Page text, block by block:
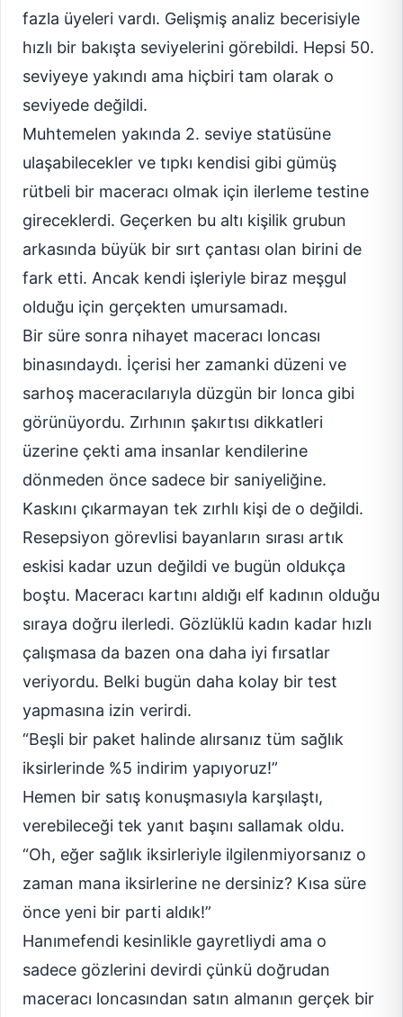
fazla üyeleri vardı. Gelişmiş analiz becerisiyle
hızlı bir bakışta seviyelerini görebildi. Hepsi 50.
seviyeye yakındı ama hiçbiri tam olarak o
seviyede değildi.
Muhtemelen yakında 2. seviye statüsüne
ulaşabilecekler ve tıpkı kendisi gibi gümüş
rütbeli bir maceracı olmak için ilerleme testine
gireceklerdi. Geçerken bu altı kişilik grubun
arkasında büyük bir sırt çantası olan birini de
fark etti. Ancak kendi işleriyle biraz meşgul
olduğu için gerçekten umursamadı.
Bir süre sonra nihayet maceracı loncası
binasındaydı. İçerisi her zamanki düzeni ve
sarhoş maceracılarıyla düzgün bir lonca gibi
görünüyordu. Zırhının şakırtısı dikkatleri
üzerine çekti ama insanlar kendilerine
dönmeden önce sadece bir saniyeliğine.
Kaskını çıkarmayan tek zırhlı kişi de o değildi.
Resepsiyon görevlisi bayanların sırası artık
eskisi kadar uzun değildi ve bugün oldukça
boştu. Maceracı kartını aldığı elf kadının olduğu
sıraya doğru ilerledi. Gözlüklü kadın kadar hızlı
çalışmasa da bazen ona daha iyi fırsatlar
veriyordu. Belki bugün daha kolay bir test
yapmasına izin verirdi.
“Beşli bir paket halinde alırsanız tüm sağlık
iksirlerinde %5 indirim yapıyoruz!”
Hemen bir satış konuşmasıyla karşılaştı,
verebileceği tek yanıt başını sallamak oldu.
“Oh, eğer sağlık iksirleriyle ilgilenmiyorsanız o
zaman mana iksirlerine ne dersiniz? Kısa süre
önce yeni bir parti aldık!”
Hanımefendi kesinlikle gayretliydi ama o
sadece gözlerini devirdi çünkü doğrudan
maceracı loncasından satın almanın gerçek bir